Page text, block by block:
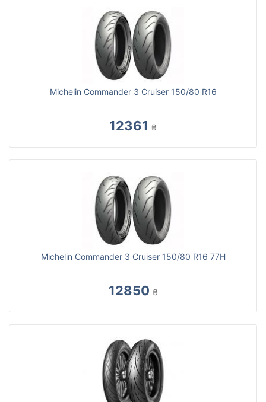
Michelin Commander 3 Cruiser 150/80 R16
12361 ₴
Michelin Commander 3 Cruiser 150/80 R16 77H
12850 ₴